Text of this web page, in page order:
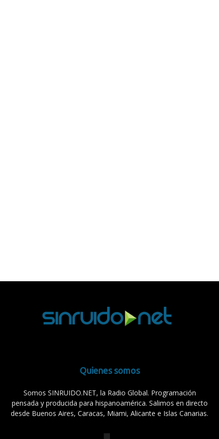
Quienes somos
Somos SINRUIDO.NET, la Radio Global. Programación
pensada y producida para hispanoamérica. Salimos en directo
desde Buenos Aires, Caracas, Miami, Alicante e Islas Canarias.